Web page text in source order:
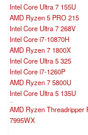
Intel Core Ultra 7 155U
AMD Ryzen 5 PRO 215
Intel Core Ultra 7 268V
Intel Core i7-10870H
AMD Ryzen 7 1800X
Intel Core Ultra 5 325
Intel Core i7-1260P
AMD Ryzen 7 5800U
Intel Core Ultra 5 135U
...
AMD Ryzen Threadripper
7995WX